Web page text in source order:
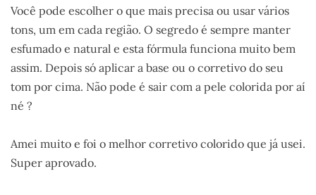
Você pode escolher o que mais precisa ou usar vários
tons, um em cada região. O segredo é sempre manter
esfumado e natural e esta fórmula funciona muito bem
assim. Depois só aplicar a base ou o corretivo do seu
tom por cima. Não pode é sair com a pele colorida por aí
né ?
Amei muito e foi o melhor corretivo colorido que já usei.
Super aprovado.